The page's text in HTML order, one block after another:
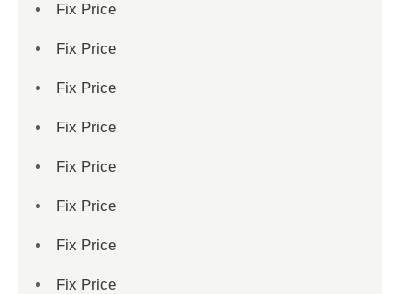
Fix Price
Fix Price
Fix Price
Fix Price
Fix Price
Fix Price
Fix Price
Fix Price